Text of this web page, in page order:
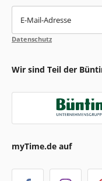
E-Mail-Adresse
Datenschutz
Wir sind Teil der
myTime.de auf